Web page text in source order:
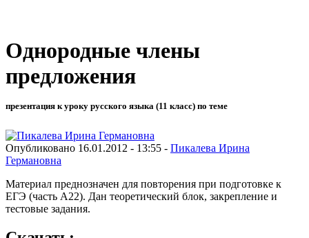
Однородные члены
предложения
презентация к уроку русского языка (11 класс) по теме
Опубликовано 16.01.2012 - 13:55 - Пикалева Ирина
Германовна
Материал преднозначен для повторения при подготовке к
ЕГЭ (часть А22). Дан теоретический блок, закрепление и
тестовые задания.